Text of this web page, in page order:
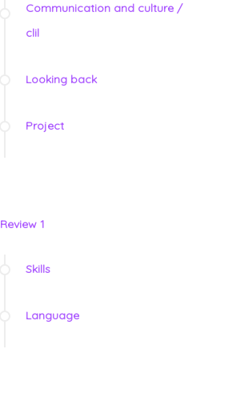
Communication and culture /
clil
Looking back
Project
Review 1
Skills
Language